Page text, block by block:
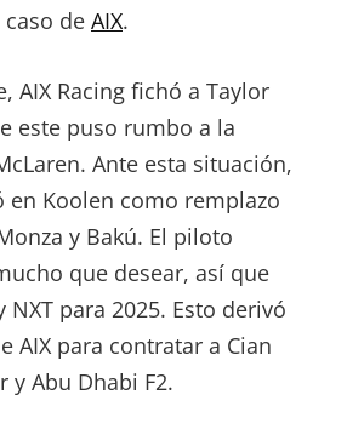
de AIX.
AIX Racing fichó a Taylor
este puso rumbo a la
Ante esta situación,
en Koolen como remplazo
y Bakú. El piloto
que desear, así que
NXT para 2025. Esto derivó
AIX para contratar a Cian
y Abu Dhabi F2.